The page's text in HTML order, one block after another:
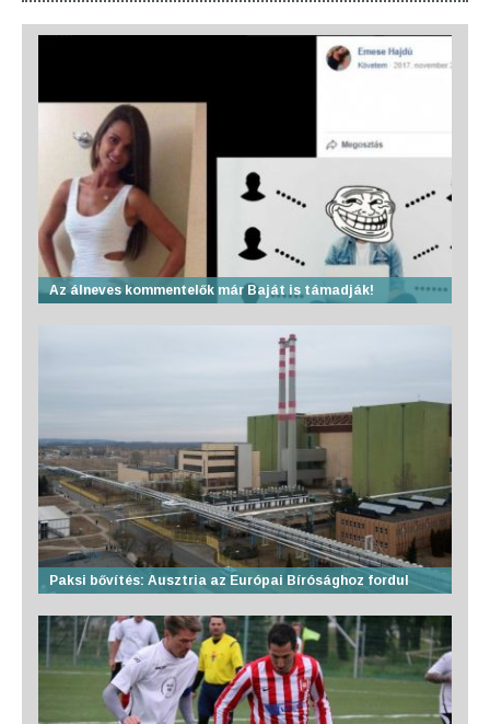
Az álneves kommentelők már Baját is támadják!
Paksi bővítés: Ausztria az Európai Bírósághoz fordul